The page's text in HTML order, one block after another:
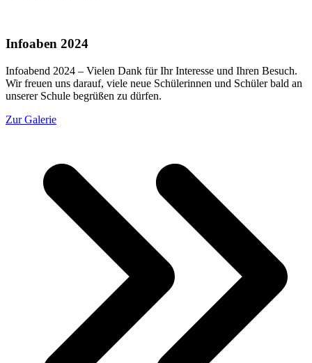
Infoaben 2024
Infoabend 2024 – Vielen Dank für Ihr Interesse und Ihren Besuch.
Wir freuen uns darauf, viele neue Schülerinnen und Schüler bald an
unserer Schule begrüßen zu dürfen.
Zur Galerie